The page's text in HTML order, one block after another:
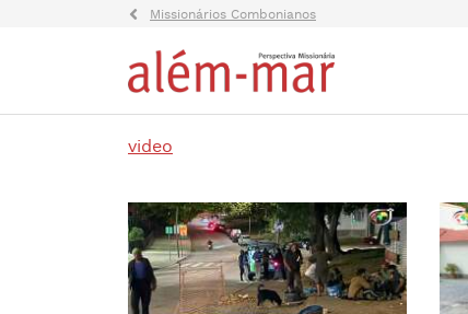
Missionários Combonianos
video